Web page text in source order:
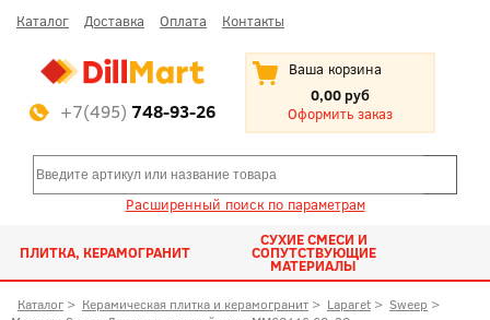
Каталог Доставка Оплата Контакты
+7(495) 748-93-26
Ваша корзина
0,00 руб
Оформить заказ
Расширенный поиск по параметрам
ПЛИТКА, КЕРАМОГРАНИТ
СУХИЕ СМЕСИ И
СОПУТСТВУЮЩИЕ
МАТЕРИАЛЫ
Каталог > Керамическая плитка и керамогранит > Laparet > Sweep >